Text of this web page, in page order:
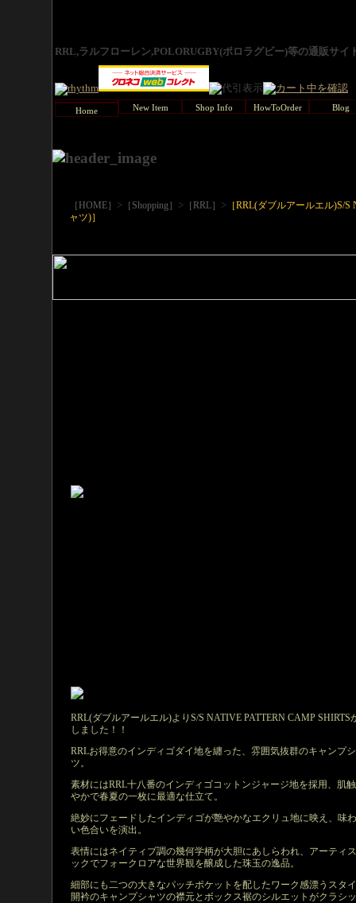
RRL,ラルフローレン,POLORUGBY(ポロラグビー)等の通販サ
Home New Item Shop Info HowToOrder Blog
［HOME］ > ［Shopping］ > ［RRL］ > ［RRL(ダブルアールエル)S/
ャツ)］
RRL(ダブルアールエル)よりS/S NATIVE PATTERN CAMP SHIRTS
しました！！
RRLお得意のインディゴダイ地を纏った、雰囲気抜群のキャンプ
ツ。
素材にはRRL十八番のインディゴコットンジャージ地を採用、肌
やかで春夏の一枚に最適な仕立て。
絶妙にフェードしたインディゴが艶やかなエクリュ地に映え、味
い色合いを演出。
表情にはネイティブ調の幾何学柄が大胆にあしらわれ、アーティ
ックでフォークロアな世界観を醸成した珠玉の逸品。
細部にも二つの大きなパッチポケットを配したワーク感漂うスタ
開衿のキャンプシャツの襟元とボックス裾のシルエットがクラシ